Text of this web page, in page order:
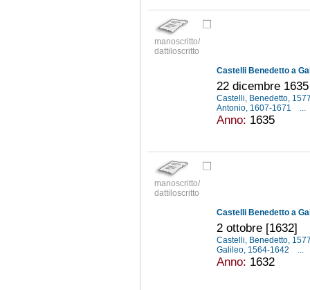
manoscritto/
dattiloscritto
Castelli Benedetto a
22 dicembre 1635
Castelli, Benedetto,
Antonio, 1607-1671
Anno: 1635
manoscritto/
dattiloscritto
Castelli Benedetto a
2 ottobre [1632]
Castelli, Benedetto,
Galileo, 1564-1642
Anno: 1632